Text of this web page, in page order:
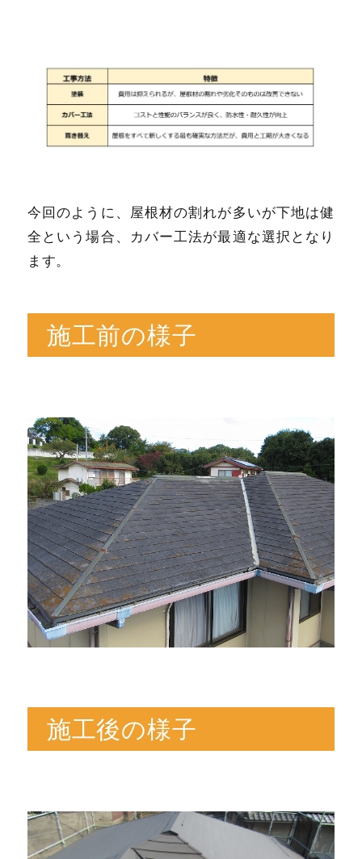
今回のように、屋根材の割れが多いが下地は健
全という場合、カバー工法が最適な選択となり
ます。
施工前の様子
施工後の様子